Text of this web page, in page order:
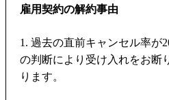
雇用契約の解約事由
1. 過去の直前キャンセル率が
の判断により受け入れをお断
ります。